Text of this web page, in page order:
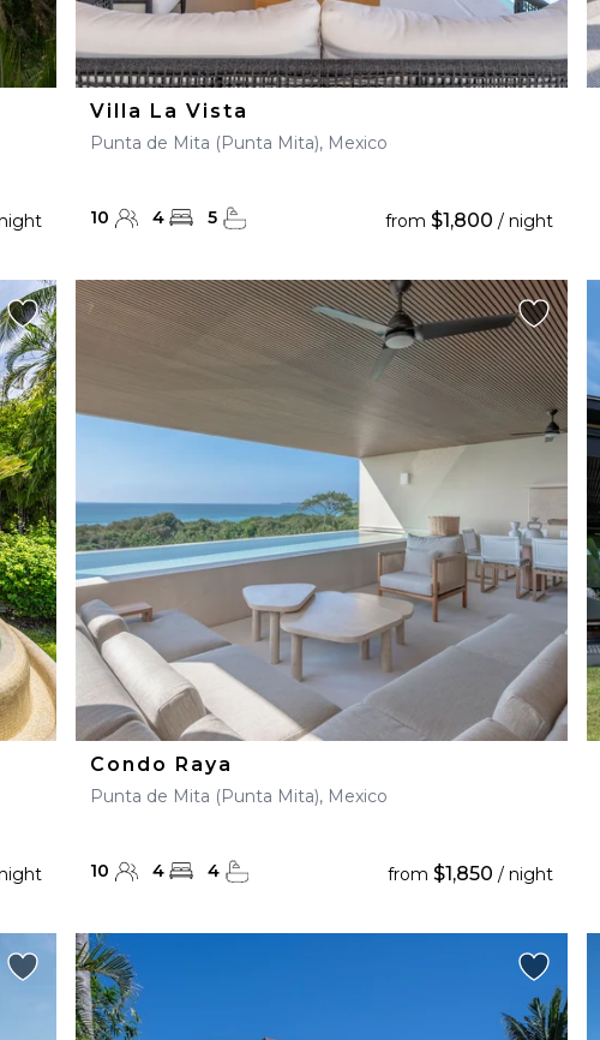
Villa La Vista
Punta de Mita (Punta Mita), Mexico
10 4 5 from$1,800 / night
Condo Raya
Punta de Mita (Punta Mita), Mexico
10 4 4 from$1,850 / night